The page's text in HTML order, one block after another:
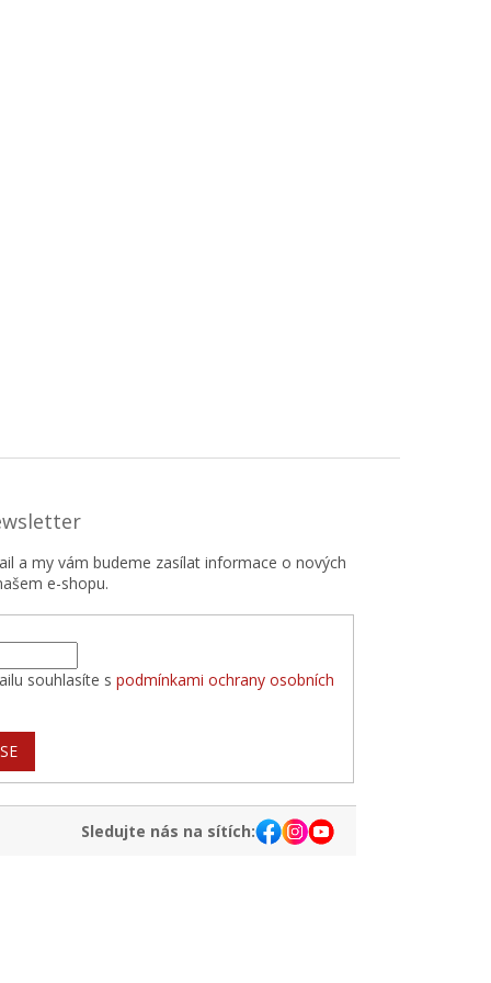
a my vám budeme zasílat informace o nových
e-shopu.
souhlasíte spodmínkami ochrany osobních
Sledujte nás na sítích: